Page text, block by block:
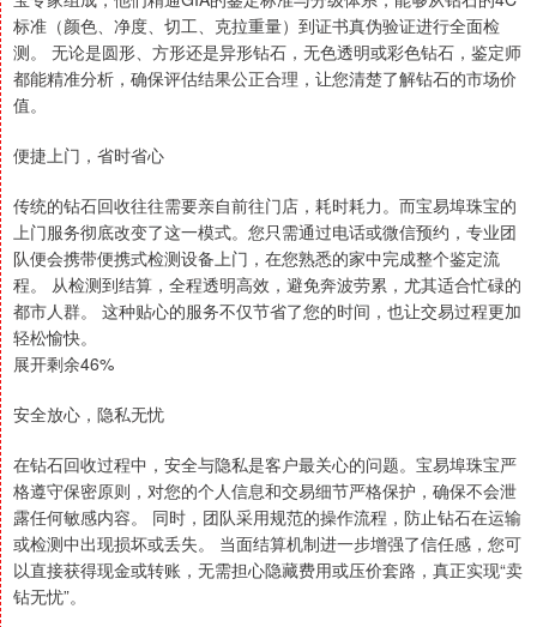
标准（颜色、净度、切工、克拉重量）到证书真伪验证进行全面检
测。 无论是圆形、方形还是异形钻石，无色透明或彩色钻石，鉴定师
都能精准分析，确保评估结果公正合理，让您清楚了解钻石的市场价
值。
便捷上门，省时省心
传统的钻石回收往往需要亲自前往门店，耗时耗力。而宝易埠珠宝的
上门服务彻底改变了这一模式。您只需通过电话或微信预约，专业团
队便会携带便携式检测设备上门，在您熟悉的家中完成整个鉴定流
程。 从检测到结算，全程透明高效，避免奔波劳累，尤其适合忙碌的
都市人群。 这种贴心的服务不仅节省了您的时间，也让交易过程更加
轻松愉快。
展开剩余46%
安全放心，隐私无忧
在钻石回收过程中，安全与隐私是客户最关心的问题。宝易埠珠宝严
格遵守保密原则，对您的个人信息和交易细节严格保护，确保不会泄
露任何敏感内容。 同时，团队采用规范的操作流程，防止钻石在运输
或检测中出现损坏或丢失。 当面结算机制进一步增强了信任感，您可
以直接获得现金或转账，无需担心隐藏费用或压价套路，真正实现“卖
钻无忧”。